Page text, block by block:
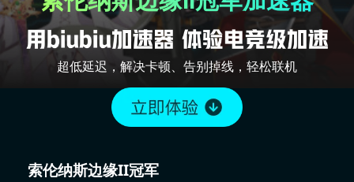
超低延迟，解决卡顿、告别掉线，轻松联机
索伦纳斯边缘II冠军